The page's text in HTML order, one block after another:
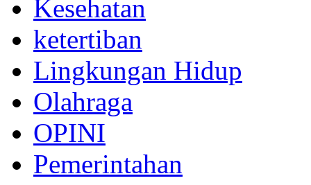
Kesehatan
ketertiban
Lingkungan Hidup
Olahraga
OPINI
Pemerintahan